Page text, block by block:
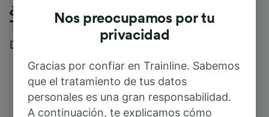
¿Qué piensan nuestros clientes de
Trainline?
Descubre reseñas reales de nuestros viajeros
Nos preocupamos por tu
privacidad
Gracias por confiar en Trainline. Sabemos
que el tratamiento de tus datos
personales es una gran responsabilidad.
A continuación, te explicamos cómo